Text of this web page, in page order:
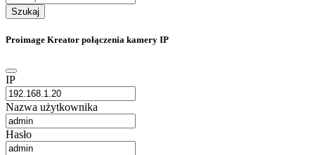
Szukaj
Proimage Kreator połączenia kamery IP
IP
Nazwa użytkownika
Hasło